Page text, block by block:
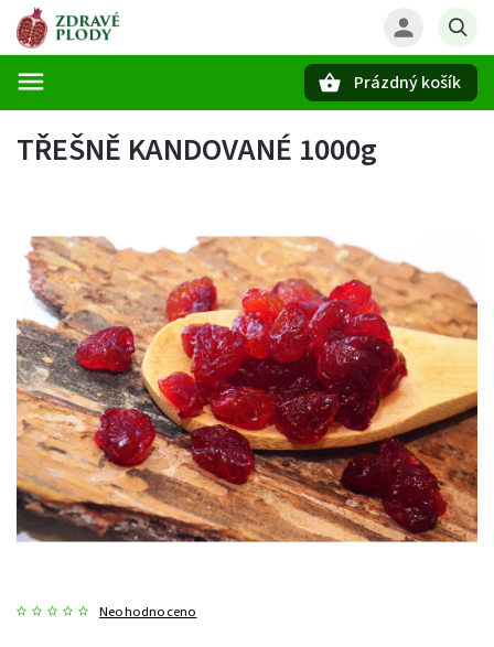
Prázdný košík
TŘEŠNĚ KANDOVANÉ 1000g
Neohodnoceno